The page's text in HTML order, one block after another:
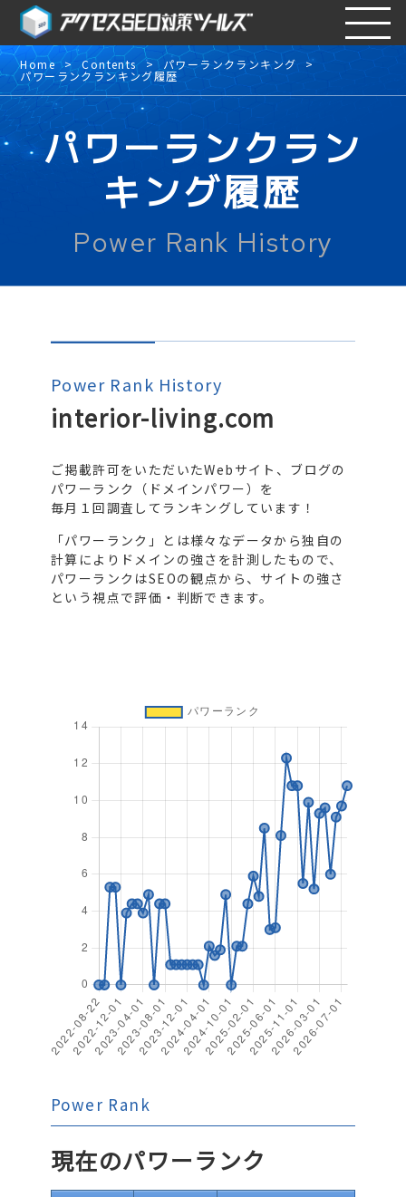
Home Contents パワーランクランキング
パワーランクランキング履歴
パワーランクラン
キング履歴
Power Rank History
Power Rank History
interior-living.com
ご掲載許可をいただいたWebサイト、ブログの
パワーランク（ドメインパワー）を
毎月１回調査してランキングしています！
「パワーランク」とは様々なデータから独自の
計算によりドメインの強さを計測したもので、
パワーランクはSEOの観点から、サイトの強さ
という視点で評価・判断できます。
Power Rank
現在のパワーランク